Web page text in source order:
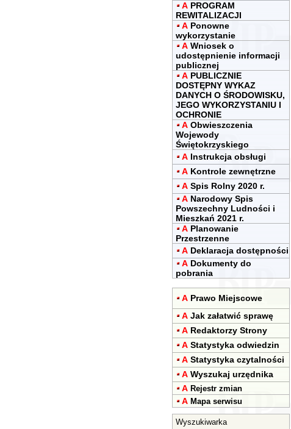
A PROGRAM
REWITALIZACJI
A Ponowne
wykorzystanie
A Wniosek o
udostępnienie informacji
publicznej
A PUBLICZNIE
DOSTĘPNY WYKAZ
DANYCH O ŚRODOWISKU,
JEGO WYKORZYSTANIU I
OCHRONIE
A Obwieszczenia
Wojewody
Świętokrzyskiego
A Instrukcja obsługi
A Kontrole zewnętrzne
A Spis Rolny 2020 r.
A Narodowy Spis
Powszechny Ludności i
Mieszkań 2021 r.
A Planowanie
Przestrzenne
A Deklaracja dostępności
A Dokumenty do
pobrania
A Prawo Miejscowe
A Jak załatwić sprawę
A Redaktorzy Strony
A Statystyka odwiedzin
A Statystyka czytalności
A Wyszukaj urzędnika
A Rejestr zmian
A Mapa serwisu
Wyszukiwarka